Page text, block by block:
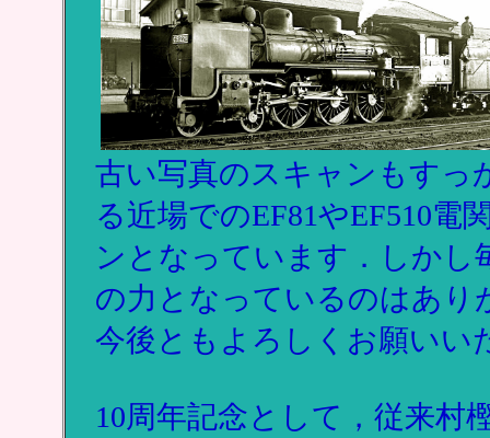
古い写真のスキャンもすっ
る近場でのEF81やEF510
ンとなっています．しかし
の力となっているのはあり
今後ともよろしくお願いい
10周年記念として，従来村